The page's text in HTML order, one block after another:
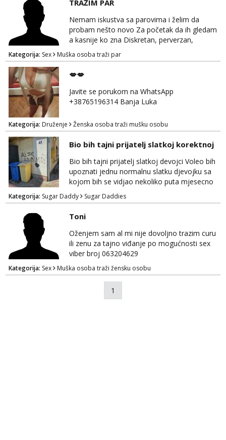
TRAŽIM PAR
Nemam iskustva sa parovima i želim da
probam nešto novo Za početak da ih gledam
a kasnije ko zna Diskretan, perverzan,
korektan. Solo muškarci me ne zanimaju!!!
Prednost Banjaluka Telegram @Dekster98
Kategorija: Sex Muška osoba traži par
💋💋
Javite se porukom na WhatsApp
+38765196314 Banja Luka
Kategorija: Druženje Ženska osoba traži mušku osobu
Bio bih tajni prijatelj slatkoj korektnoj
Bio bih tajni prijatelj slatkoj devojci Voleo bih
upoznati jednu normalnu slatku djevojku sa
kojom bih se vidjao nekoliko puta mjesecno
uz diskreciju! Bio bih podrska bio bih prijatelj i
oslonaci vjetar u ledja kadgod treba nagrada
se podrazumijeva 🥰
Kategorija: Sugar Daddy Sugar Daddies
Toni
Oženjem sam al mi nije dovoljno trazim curu
ili zenu za tajno viđanje po mogućnosti sex
viber broj 063204629
Kategorija: Sex Muška osoba traži žensku osobu
1